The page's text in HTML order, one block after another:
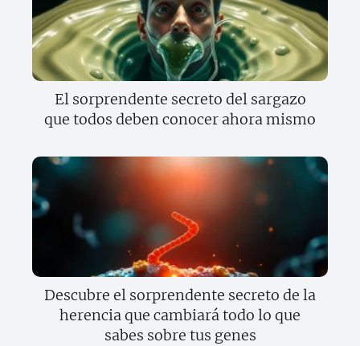
El sorprendente secreto del sargazo
que todos deben conocer ahora mismo
Descubre el sorprendente secreto de la
herencia que cambiará todo lo que
sabes sobre tus genes